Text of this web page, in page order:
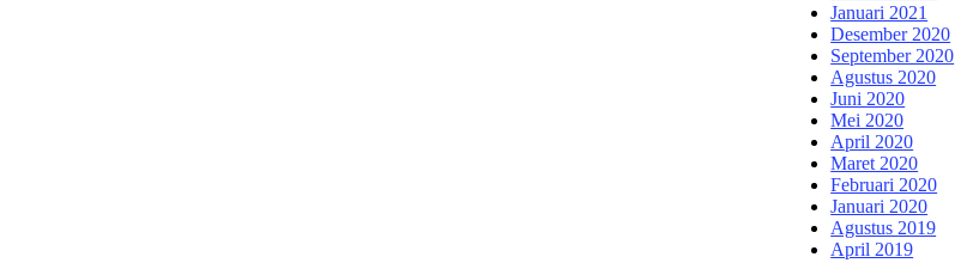
Januari 2021
Desember 2020
September 2020
Agustus 2020
Juni 2020
Mei 2020
April 2020
Maret 2020
Februari 2020
Januari 2020
Agustus 2019
April 2019